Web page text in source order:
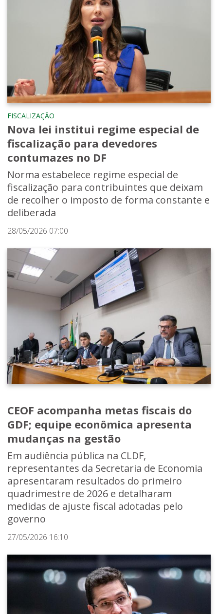
FISCALIZAÇÃO
Nova lei institui regime especial de
fiscalização para devedores
contumazes no DF
Norma estabelece regime especial de
fiscalização para contribuintes que deixam
de recolher o imposto de forma constante e
deliberada
28/05/2026 07:00
CEOF acompanha metas fiscais do
GDF; equipe econômica apresenta
mudanças na gestão
Em audiência pública na CLDF,
representantes da Secretaria de Economia
apresentaram resultados do primeiro
quadrimestre de 2026 e detalharam
medidas de ajuste fiscal adotadas pelo
governo
27/05/2026 16:10